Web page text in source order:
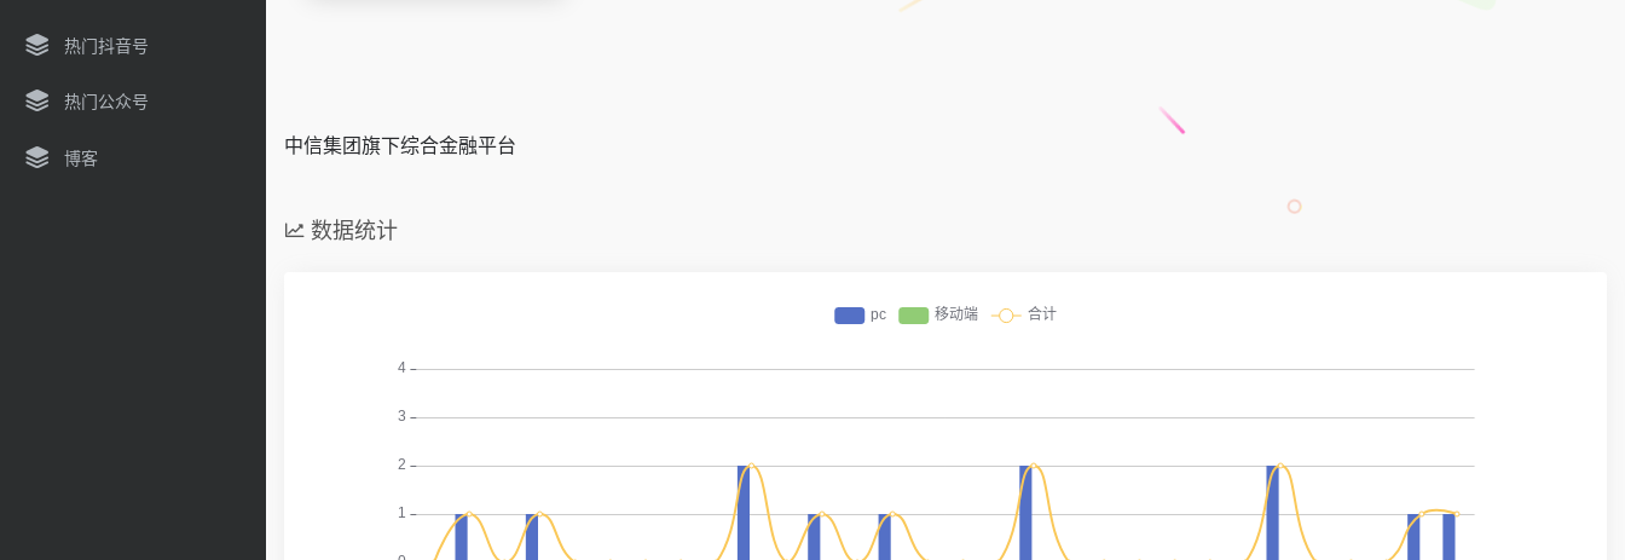
热门抖音号
热门公众号
博客 中信集团旗下综合金融平台
数据统计